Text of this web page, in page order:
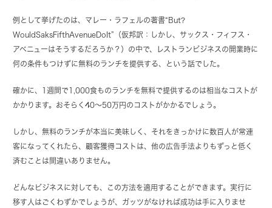
例として挙げたのは、マレー・ラフェルの著書“But?
WouldSaksFifthAvenueDoIt”（仮邦訳：しかし、サックス・フィフス・
アベニューはそうするだろうか？）の中で、レストランビジネスの開業時に
何の条件もつけずに無料のランチを提供する、という話でした。
確かに、1週間で1,000食ものランチを無料で提供するのは相当なコストが
かかります。おそらく40〜50万円のコストがかかるでしょう。
しかし、無料のランチが本当に美味しく、それをきっかけに数百人が常連
客になってくれたら、顧客獲得コストは、他の広告手法よりもずっと低く
済むことは間違いありません。
どんなビジネスに対しても、この方法を適用することができます。実行に
移す人はごくわずかでしょうが、ガッツがなければ成功は手に入りませ